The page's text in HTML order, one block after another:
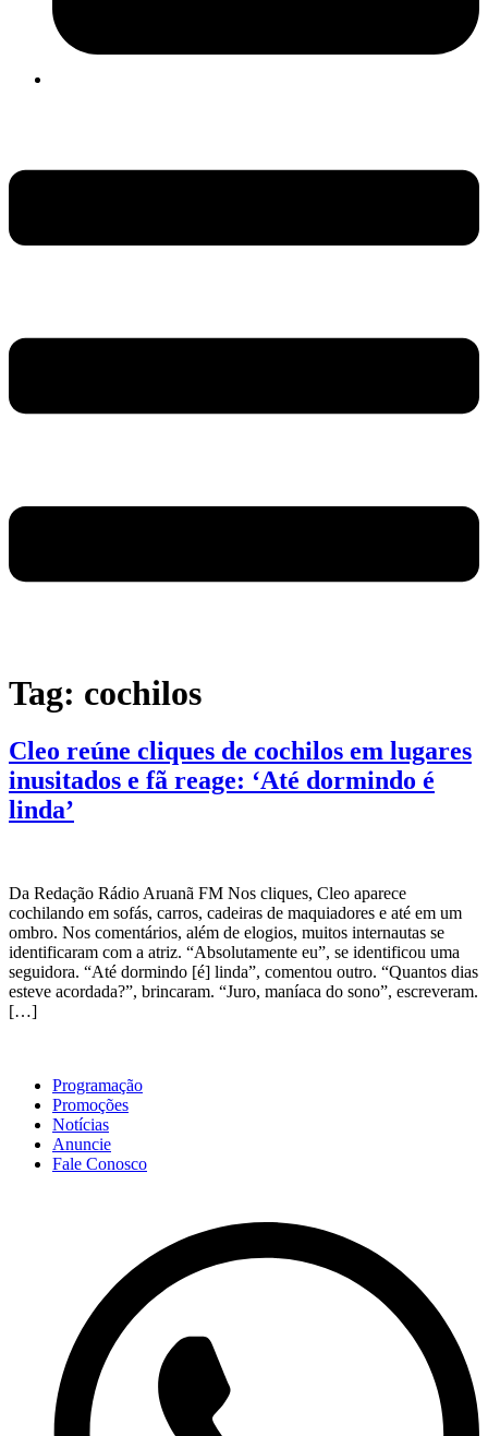
Tag: cochilos
Cleo reúne cliques de cochilos em lugares
inusitados e fã reage: ‘Até dormindo é
linda’
Da Redação Rádio Aruanã FM Nos cliques, Cleo aparece
cochilando em sofás, carros, cadeiras de maquiadores e até em um
ombro. Nos comentários, além de elogios, muitos internautas se
identificaram com a atriz. “Absolutamente eu”, se identificou uma
seguidora. “Até dormindo [é] linda”, comentou outro. “Quantos dias
esteve acordada?”, brincaram. “Juro, maníaca do sono”, escreveram.
[…]
Programação
Promoções
Notícias
Anuncie
Fale Conosco